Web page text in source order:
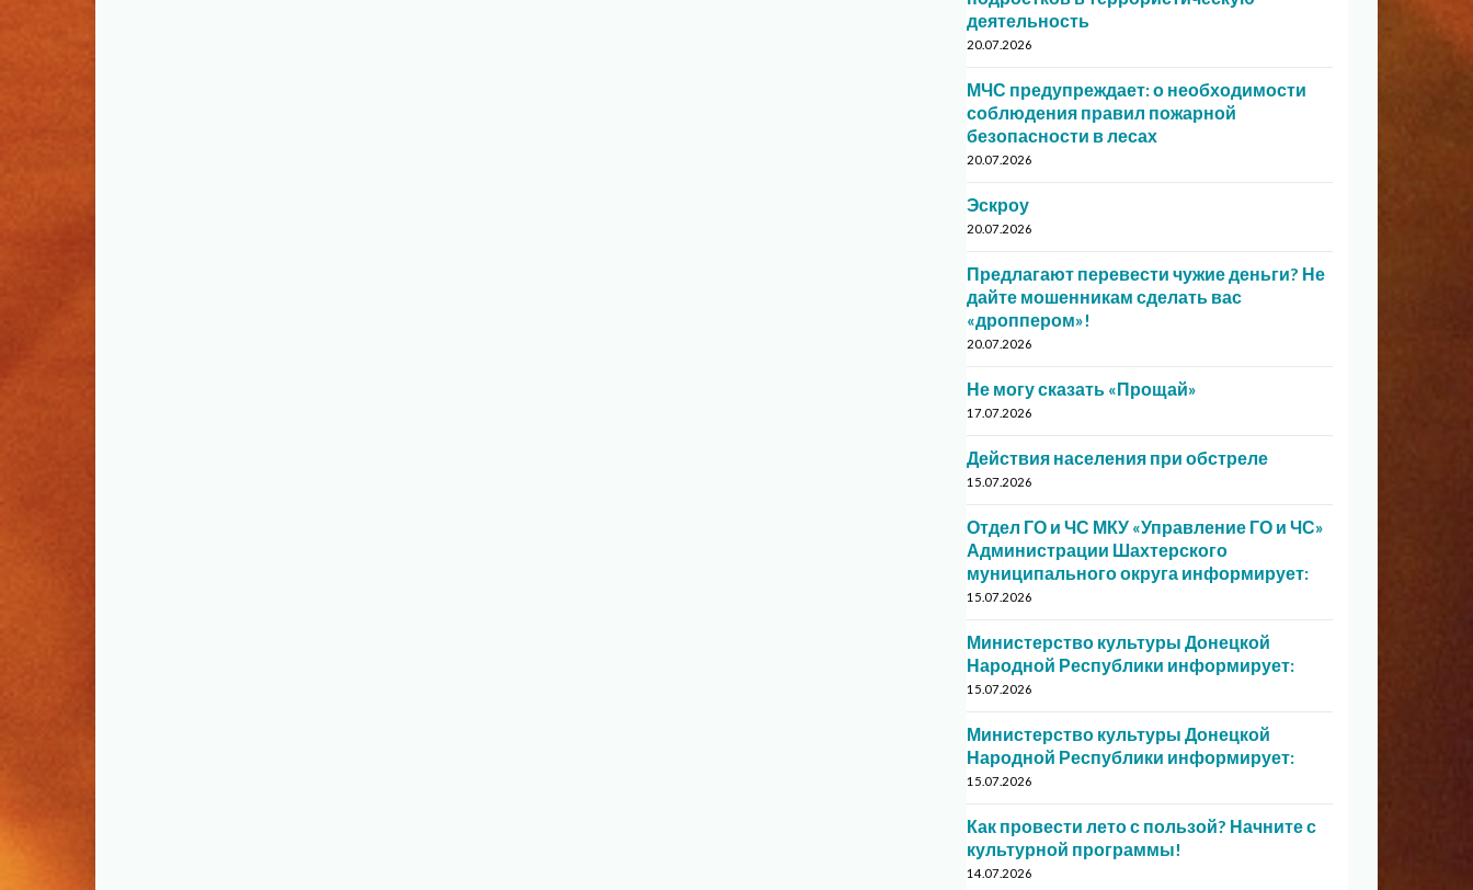
деятельность
20.07.2026
МЧС предупреждает: о необходимости
соблюдения правил пожарной
безопасности в лесах
20.07.2026
Эскроу
20.07.2026
Предлагают перевести чужие деньги? Не
дайте мошенникам сделать вас
«дроппером»!
20.07.2026
Не могу сказать «Прощай»
17.07.2026
Действия населения при обстреле
15.07.2026
Отдел ГО и ЧС МКУ «Управление ГО и ЧС»
Администрации Шахтерского
муниципального округа информирует:
15.07.2026
Министерство культуры Донецкой
Народной Республики информирует:
15.07.2026
Министерство культуры Донецкой
Народной Республики информирует:
15.07.2026
Как провести лето с пользой? Начните с
культурной программы!
14.07.2026